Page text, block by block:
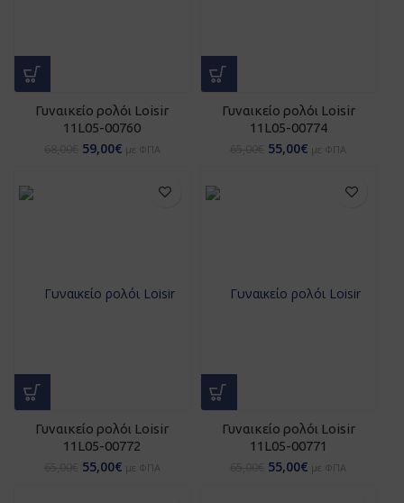
Γυναικείο ρολόι Loisir
11L05-00760
59,00€ με ΦΠΑ
Γυναικείο ρολόι Loisir
11L05-00774
55,00€ με ΦΠΑ
Γυναικείο ρολόι Loisir
11L05-00772
55,00€ με ΦΠΑ
Γυναικείο ρολόι Loisir
11L05-00771
55,00€ με ΦΠΑ